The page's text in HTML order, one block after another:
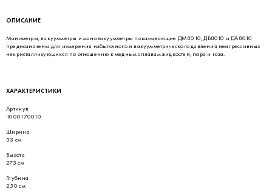
ОПИСАНИЕ
Манометры, вакуумметры и мановакуумметры показывающие ДМ8010, ДВ8010 и ДА8010
предназначены для измерения избыточного и вакуумметрического давления неагрессивных
некристаллизующихся по отношению к медным сплавам жидкостей, пара и газа.
ХАРАКТЕРИСТИКИ
Артикул
1000170010
Ширина
53 см
Высота
273 см
Глубина
250 см